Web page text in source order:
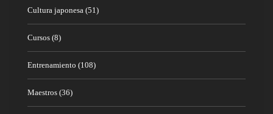
Cultura japonesa (51)
Cursos (8)
Entrenamiento (108)
Maestros (36)